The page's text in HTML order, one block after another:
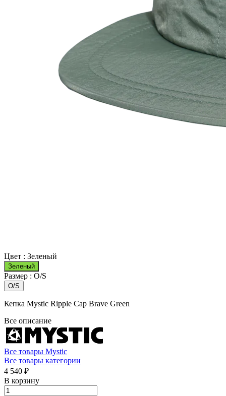
Цвет : Зеленый
Зеленый
Размер : O/S
O/S
Кепка Mystic Ripple Cap Brave Green
Все описание
Все товары Mystic
Все товары категории
4 540 ₽
В корзину